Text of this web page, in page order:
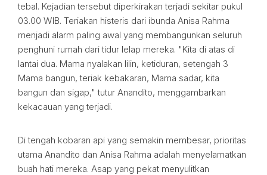
tebal. Kejadian tersebut diperkirakan terjadi sekitar pukul
03.00 WIB. Teriakan histeris dari ibunda Anisa Rahma
menjadi alarm paling awal yang membangunkan seluruh
penghuni rumah dari tidur lelap mereka. "Kita di atas di
lantai dua. Mama nyalakan lilin, ketiduran, setengah 3
Mama bangun, teriak kebakaran, Mama sadar, kita
bangun dan sigap," tutur Anandito, menggambarkan
kekacauan yang terjadi.
Di tengah kobaran api yang semakin membesar, prioritas
utama Anandito dan Anisa Rahma adalah menyelamatkan
buah hati mereka. Asap yang pekat menyulitkan